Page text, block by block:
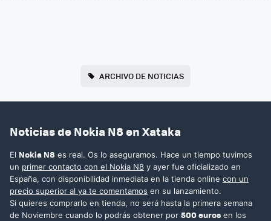
ARCHIVO DE NOTICIAS
Noticias de Nokia N8 en Xataka
El Nokia N8 es real. Os lo aseguramos. Hace un tiempo tuvimos
un primer contacto con el Nokia N8 y ayer fue oficializado en
España, con disponibilidad inmediata en la tienda online con un
precio superior al ya te comentamos en su lanzamiento.
Si quieres comprarlo en tienda, no será hasta la primera semana
de Noviembre cuando lo podrás obtener por 500 euros en los